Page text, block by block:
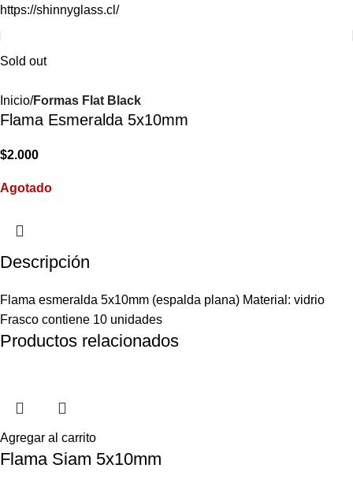
https://shinnyglass.cl/
Sold out
Inicio Formas Flat Black
Flama Esmeralda 5x10mm
$2.000
Agotado
Descripción
Flama esmeralda 5x10mm (espalda plana) Material: vidrio
Frasco contiene 10 unidades
Productos relacionados
Agregar al carrito
Flama Siam 5x10mm